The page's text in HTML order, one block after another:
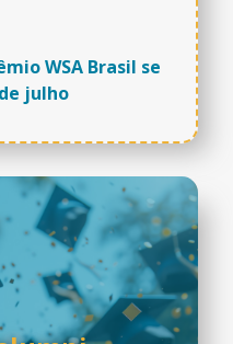
WSA Brasil se
julho